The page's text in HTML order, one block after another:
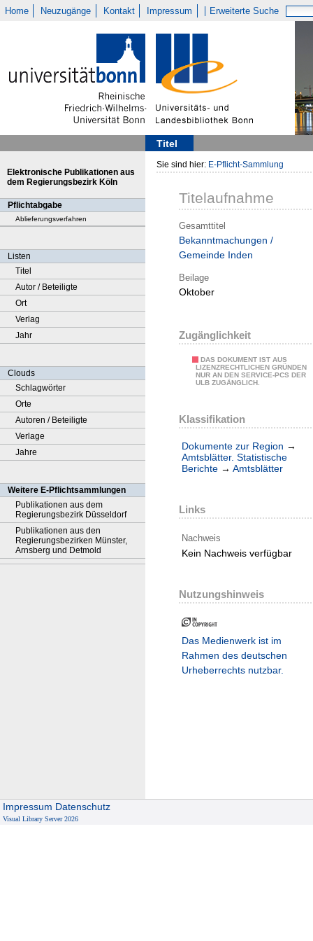
Home Neuzugänge Kontakt Impressum Erweiterte Suche
Titel
Elektronische Publikationen aus
dem Regierungsbezirk Köln
Pflichtabgabe
Ablieferungsverfahren
Listen
Titel
Autor / Beteiligte
Ort
Verlag
Jahr
Clouds
Schlagwörter
Orte
Autoren / Beteiligte
Verlage
Jahre
Weitere E-Pflichtsammlungen
Publikationen aus dem
Regierungsbezirk Düsseldorf
Publikationen aus den
Regierungsbezirken Münster,
Arnsberg und Detmold
Sie sind hier: E-Pflicht-Sammlung
Titelaufnahme
Gesamttitel
Bekanntmachungen /
Gemeinde Inden
Beilage
Oktober
Zugänglichkeit
DAS DOKUMENT IST AUS
LIZENZRECHTLICHEN GRÜNDEN
NUR AN DEN SERVICE-PCS DER
ULB ZUGÄNGLICH.
Klassifikation
Dokumente zur Region →
Amtsblätter. Statistische
Berichte → Amtsblätter
Links
Nachweis
Kein Nachweis verfügbar
Nutzungshinweis
Das Medienwerk ist im
Rahmen des deutschen
Urheberrechts nutzbar.
Impressum Datenschutz
Visual Library Server 2026